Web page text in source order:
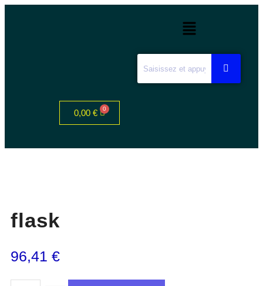
0,00 €
flask
96,41 €